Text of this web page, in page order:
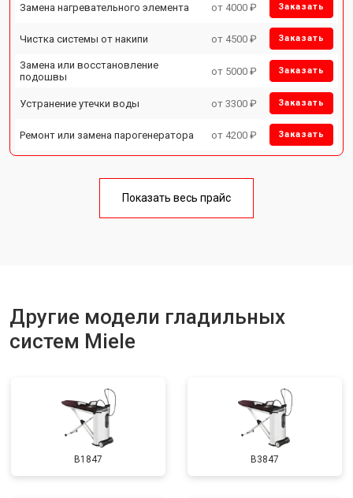
Замена нагревательного элемента от 4000 ₽ Заказать
Чистка системы от накипи от 4500 ₽ Заказать
Замена или восстановление
подошвы
от 5000 ₽ Заказать
Устранение утечки воды от 3300 ₽ Заказать
Ремонт или замена парогенератора от 4200 ₽ Заказать
Показать весь прайс
Другие модели гладильных
систем Miele
B1847 B3847